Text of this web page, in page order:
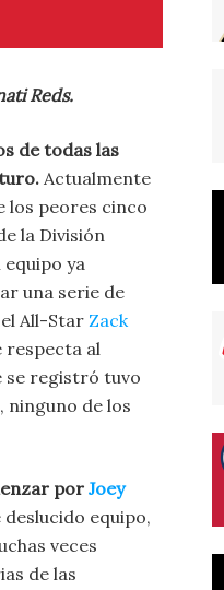
Reds.
de todas las
Actualmente
los peores cinco
la División
ya
una serie de
All-Star Zack
respecta al
se registró tuvo
ninguno de los
por Joey
equipo,
veces
de las